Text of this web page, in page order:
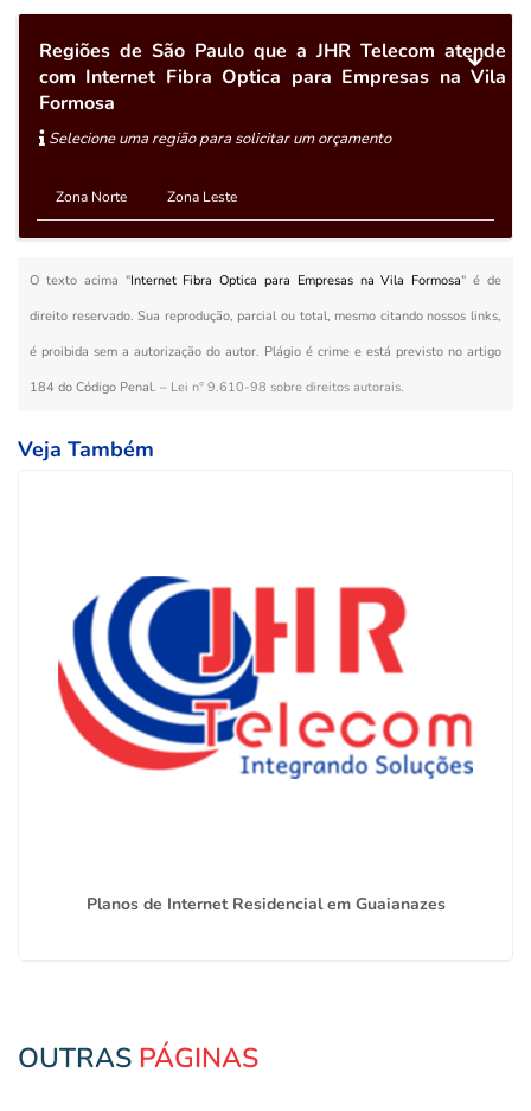
Regiões de São Paulo que a JHR Telecom atende
com Internet Fibra Optica para Empresas na Vila
Formosa
Selecione uma região para solicitar um orçamento
Zona Norte Zona Leste
O texto acima "Internet Fibra Optica para Empresas na Vila Formosa" é de
direito reservado. Sua reprodução, parcial ou total, mesmo citando nossos links,
é proibida sem a autorização do autor. Plágio é crime e está previsto no artigo
184 do Código Penal. – Lei n° 9.610-98 sobre direitos autorais.
Veja Também
Planos de Internet Residencial em Guaianazes
OUTRAS PÁGINAS